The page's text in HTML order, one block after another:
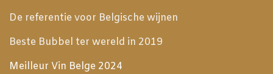
De referentie voor Belgische wijnen
Beste Bubbel ter wereld in 2019
Meilleur Vin Belge 2024